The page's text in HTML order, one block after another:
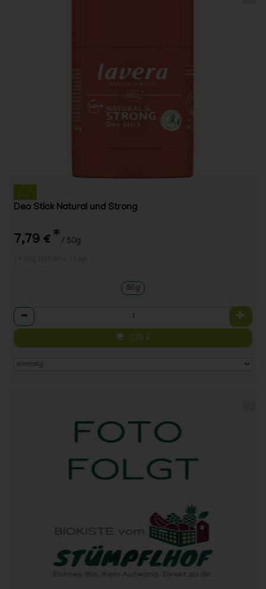
Deo Stick Natural und Strong
7,79 € * / 50g
50g
Anzahl
7,79 €